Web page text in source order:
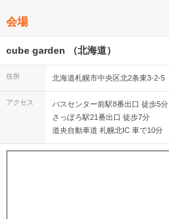
会場
cube garden （北海道）
住所 北海道札幌市中央区北2条東3-2-5
アクセス
バスセンター前駅8番出口 徒歩5分
さっぽろ駅21番出口 徒歩7分
道央自動車道 札幌北IC 車で10分